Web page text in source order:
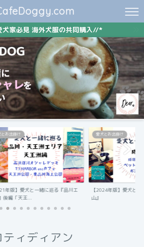
犬家必見 海外犬服の共同購入//*
とお出掛け
年版】愛犬と一緒に巡る『品川エ
後編「天王...
愛犬とお出掛け
【2024年版】愛犬と
山』
ィディアン